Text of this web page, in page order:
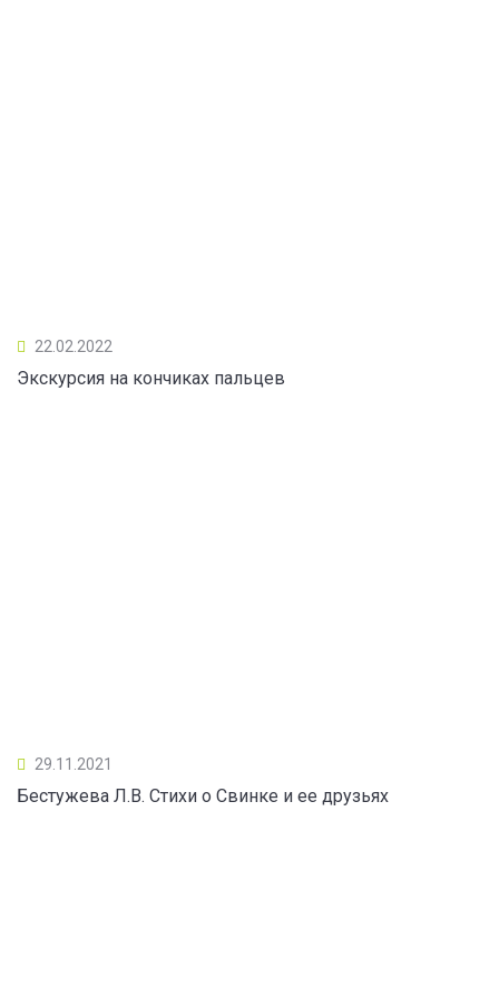
22.02.2022
Экскурсия на кончиках пальцев
29.11.2021
Бестужева Л.В. Стихи о Свинке и ее друзьях